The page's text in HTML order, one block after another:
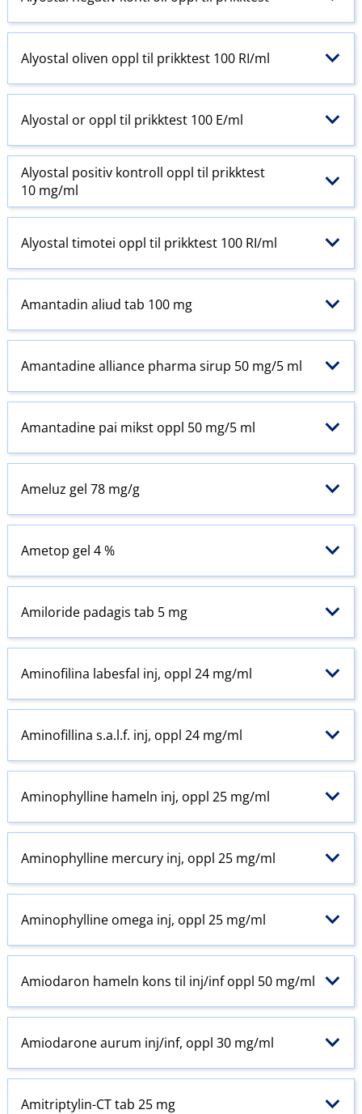
Alyostal oliven oppl til prikktest 100 RI​/​ml
Alyostal or oppl til prikktest 100 E​/​ml
Alyostal positiv kontroll oppl til prikktest
10 mg/ml
Alyostal timotei oppl til prikktest 100 RI​/​ml
Amantadin aliud tab 100 mg
Amantadine alliance pharma sirup 50 mg/5 ml
Amantadine pai mikst oppl 50 mg/5 ml
Ameluz gel 78 mg/g
Ametop gel 4 %
Amiloride padagis tab 5 mg
Aminofilina labesfal inj, oppl 24 mg/ml
Aminofillina s.a.l.f. inj, oppl 24 mg/ml
Aminophylline hameln inj, oppl 25 mg/ml
Aminophylline mercury inj, oppl 25 mg/ml
Aminophylline omega inj, oppl 25 mg/ml
Amiodaron hameln kons til inj​/​inf oppl 50 mg/ml
Amiodarone aurum inj​/​inf, oppl 30 mg/ml
Amitriptylin-CT tab 25 mg